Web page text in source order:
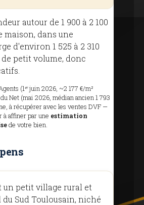
autour de 1 900 à 2 100
maison, dans une
d'environ 1 525 à 2 310
de petit volume, donc
(1ᵉʳ juin 2026, ~2 177 €/m²
Net (mai 2026, médian ancien 1 793
à récupérer avec les ventes DVF —
à affiner par une estimation
de votre bien.
un petit village rural et
Sud Toulousain, niché